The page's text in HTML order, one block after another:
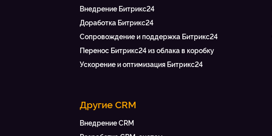
Внедрение Битрикс24
Доработка Битрикс24
Сопровождение и поддержка Битрикс24
Перенос Битрикс24 из облака в коробку
Ускорение и оптимизация Битрикс24
Другие CRM
Внедрение CRM